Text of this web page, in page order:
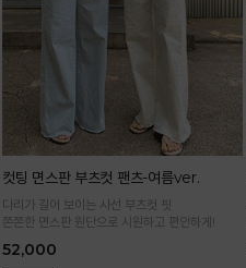
컷팅 면스판 부츠컷 팬츠-여름ver.
다리가 길어 보이는 사선 부츠컷 핏
쫀쫀한 면스판 원단으로 시원하고 편안하게!
52,000